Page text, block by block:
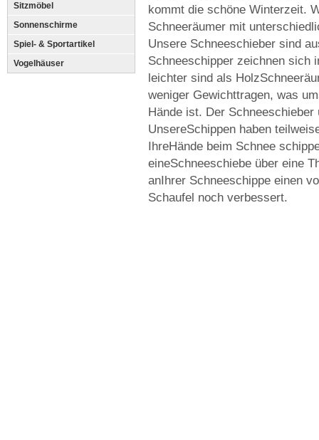
Sitzmöbel
Sonnenschirme
Spiel- & Sportartikel
Vogelhäuser
kommt die schöne Winterzeit.
Schneeräumer mit
Unsere Schneeschieber sind
Schneeschipper zeichnen sich
leichter sind als
weniger Gewichttragen, was
Hände ist. Der
UnsereSchippen haben
IhreHände beim Schnee
eineSchneeschiebe über eine
anIhrer Schneeschippe einen
Schaufel noch verbessert.